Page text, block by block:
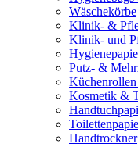
Wäschekörbe
Klinik- &
Klinik- und
Putz- &
Kosmetik &
Handtrockner